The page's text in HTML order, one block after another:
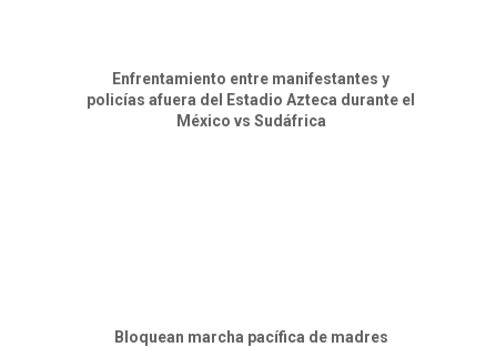
Enfrentamiento entre manifestantes y
policías afuera del Estadio Azteca durante el
México vs Sudáfrica
Bloquean marcha pacífica de madres